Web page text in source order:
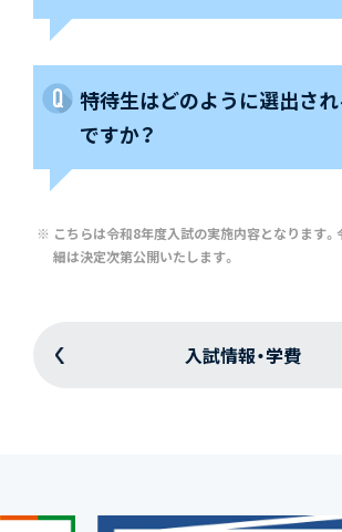
特待生はどのように選出さ
ですか？
こちらは令和8年度入試の実施内容となります
細は決定次第公開いたします。
入試情報・学費